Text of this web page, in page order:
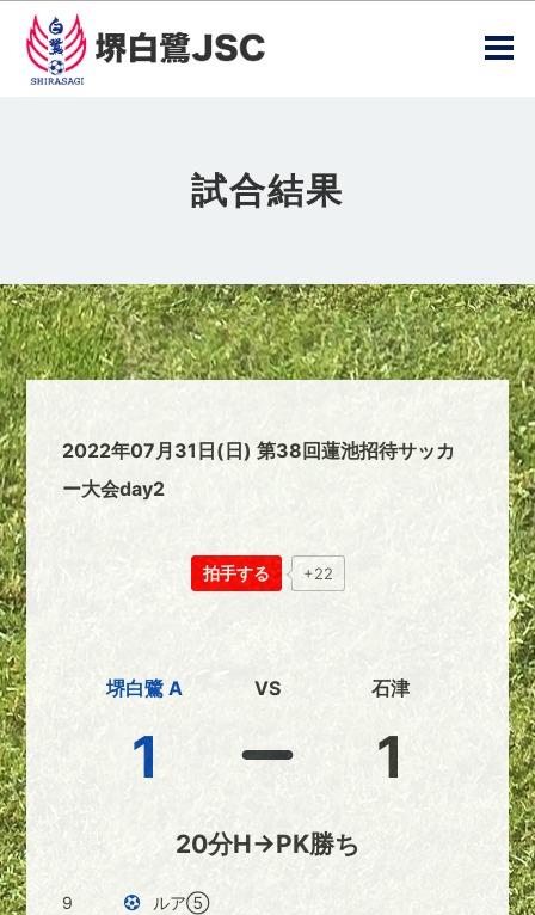
試合結果
2022年07月31日(日) 第38回蓮池招待サッカ
ー大会day2
拍手する +22
堺白鷺 A
1
VS 石津
1
20分H→PK勝ち
9 ルア⑤